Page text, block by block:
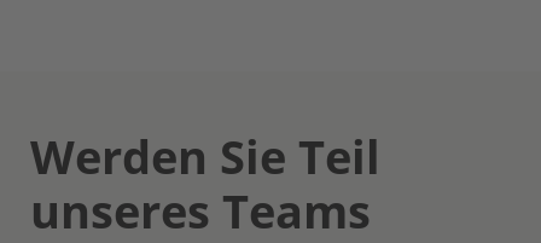
Werden Sie Teil
unseres Teams